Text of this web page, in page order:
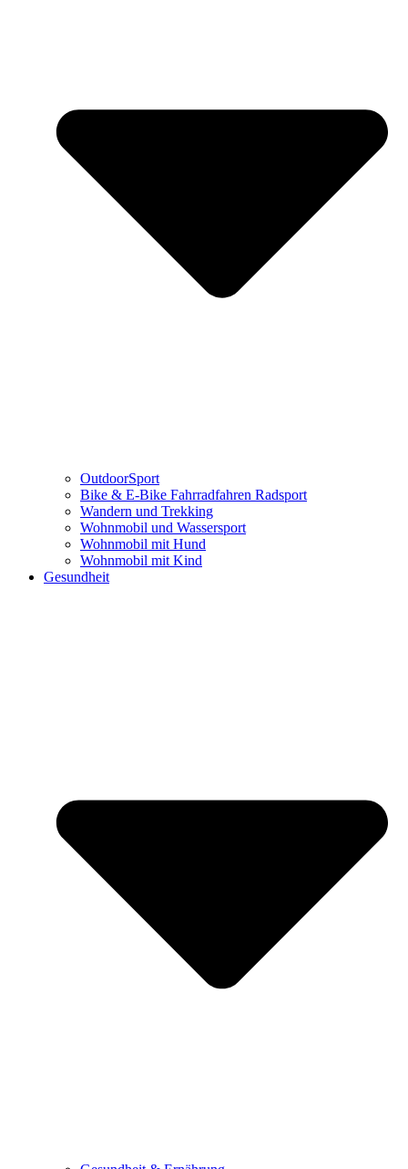
OutdoorSport
Bike & E-Bike Fahrradfahren Radsport
Wandern und Trekking
Wohnmobil und Wassersport
Wohnmobil mit Hund
Wohnmobil mit Kind
Gesundheit